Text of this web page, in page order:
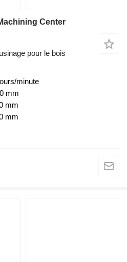
Center
pour le bois
minute
mm
mm
mm